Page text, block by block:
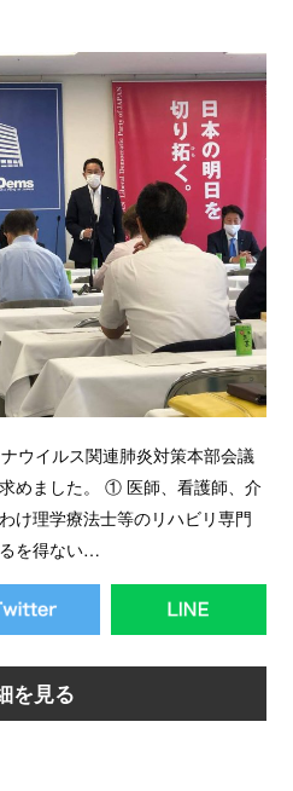
ウイルス関連肺炎対策本部会議
めました。 ① 医師、看護師、介
け理学療法士等のリハビリ専門
を得ない…
を見る